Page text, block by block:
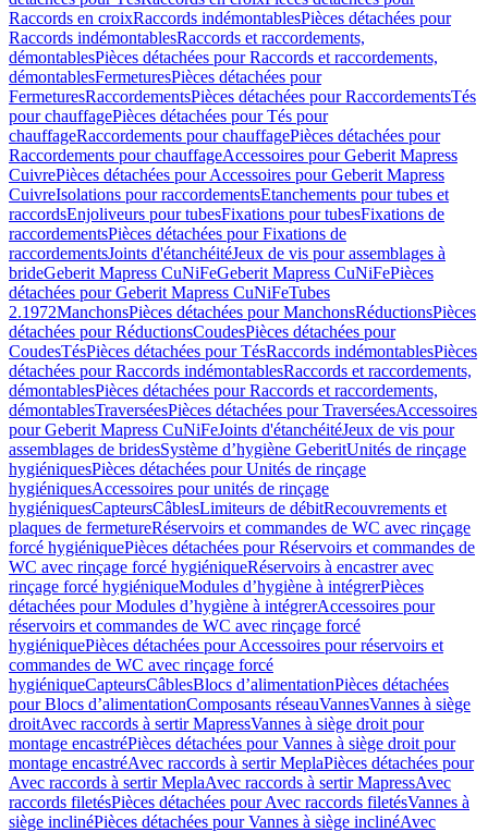
Raccords en croixRaccords indémontablesPièces détachées pour
Raccords indémontablesRaccords et raccordements,
démontablesPièces détachées pour Raccords et raccordements,
démontablesFermeturesPièces détachées pour
FermeturesRaccordementsPièces détachées pour RaccordementsTés
pour chauffagePièces détachées pour Tés pour
chauffageRaccordements pour chauffagePièces détachées pour
Raccordements pour chauffageAccessoires pour Geberit Mapress
CuivrePièces détachées pour Accessoires pour Geberit Mapress
CuivreIsolations pour raccordementsEtanchements pour tubes et
raccordsEnjoliveurs pour tubesFixations pour tubesFixations de
raccordementsPièces détachées pour Fixations de
raccordementsJoints d'étanchéitéJeux de vis pour assemblages à
brideGeberit Mapress CuNiFeGeberit Mapress CuNiFePièces
détachées pour Geberit Mapress CuNiFeTubes
2.1972ManchonsPièces détachées pour ManchonsRéductionsPièces
détachées pour RéductionsCoudesPièces détachées pour
CoudesTésPièces détachées pour TésRaccords indémontablesPièces
détachées pour Raccords indémontablesRaccords et raccordements,
démontablesPièces détachées pour Raccords et raccordements,
démontablesTraverséesPièces détachées pour TraverséesAccessoires
pour Geberit Mapress CuNiFeJoints d'étanchéitéJeux de vis pour
assemblages de bridesSystème d’hygiène GeberitUnités de rinçage
hygiéniquesPièces détachées pour Unités de rinçage
hygiéniquesAccessoires pour unités de rinçage
hygiéniquesCapteursCâblesLimiteurs de débitRecouvrements et
plaques de fermetureRéservoirs et commandes de WC avec rinçage
forcé hygiéniquePièces détachées pour Réservoirs et commandes de
WC avec rinçage forcé hygiéniqueRéservoirs à encastrer avec
rinçage forcé hygiéniqueModules d’hygiène à intégrerPièces
détachées pour Modules d’hygiène à intégrerAccessoires pour
réservoirs et commandes de WC avec rinçage forcé
hygiéniquePièces détachées pour Accessoires pour réservoirs et
commandes de WC avec rinçage forcé
hygiéniqueCapteursCâblesBlocs d’alimentationPièces détachées
pour Blocs d’alimentationComposants réseauVannesVannes à siège
droitAvec raccords à sertir MapressVannes à siège droit pour
montage encastréPièces détachées pour Vannes à siège droit pour
montage encastréAvec raccords à sertir MeplaPièces détachées pour
Avec raccords à sertir MeplaAvec raccords à sertir MapressAvec
raccords filetésPièces détachées pour Avec raccords filetésVannes à
siège inclinéPièces détachées pour Vannes à siège inclinéAvec